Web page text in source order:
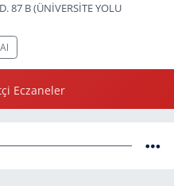
87 B (ÜNİVERSİTE YOLU
Eczaneler